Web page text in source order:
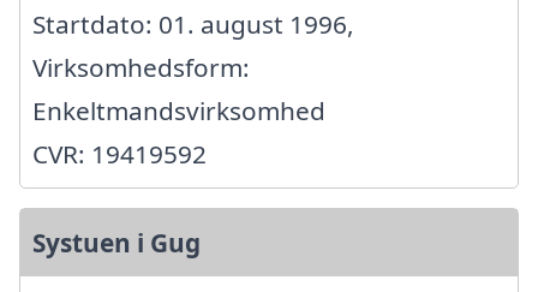
Startdato: 01. august 1996,
Virksomhedsform:
Enkeltmandsvirksomhed
CVR: 19419592
Systuen i Gug